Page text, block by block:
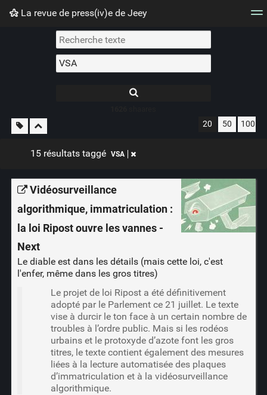
La revue de press(iv)e de Jeey
Nuage de tags Mur d'images
20 50 100
15 résultats taggé VSA
Vidéosurveillance
algorithmique, immatriculation :
la loi Ripost ouvre les vannes -
Next
Le diable est dans les détails (mais cette loi, c'est
l'enfer, même dans les gros titres)
Le projet de loi Ripost a été définitivement
adopté par le Parlement ce 21 juillet. Le texte
vise à durcir le ton face à un certain nombre de
troubles à l’ordre public. Mais si les rodéos
urbains et le protoxyde d’azote font les gros
titres, le texte contient également des mesures
liées à la lecture automatisée des plaques
d’immatriculation et à la vidéosurveillance
algorithmique.